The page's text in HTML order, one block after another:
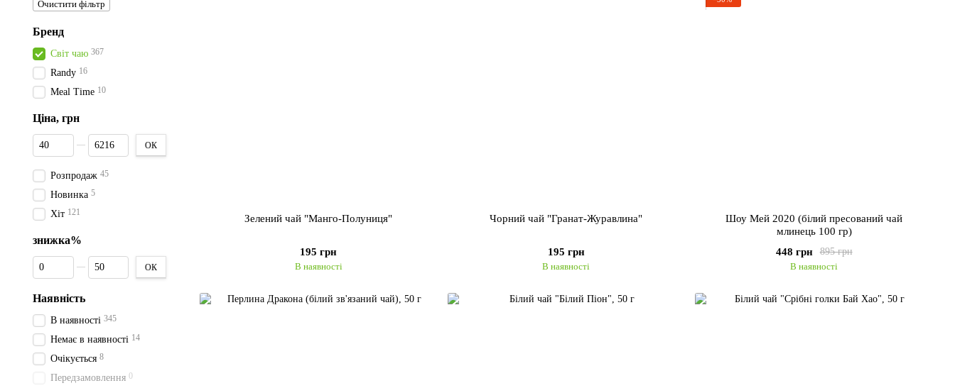
Зелений чай "Манго-Полуниця"
195 грн
В наявності
Чорний чай "Гранат-Журавлина"
195 грн
В наявності
Шоу Мей 2020 (білий пресований чай
млинець 100 гр)
895 грн
448 грн
В наявності
Очистити фільтр
Бренд
Світ чаю 367
Randy 16
Meal Time 10
Ціна, грн
Від Ціна, грн
До Ціна, грн
ОК
Розпродаж 45
Новинка 5
Хіт 121
знижка%
Від знижка%
До знижка%
ОК
Наявність
В наявності 345
Немає в наявності 14
Очікується 8
Передзамовлення 0